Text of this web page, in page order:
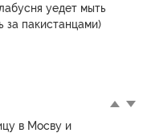
уедет мыть
за пакистанцами)
в Мосву и